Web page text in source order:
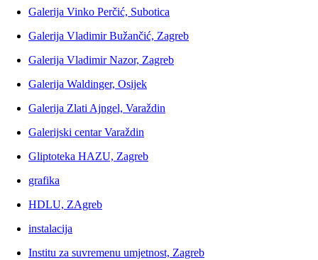
Galerija Vinko Perčić, Subotica
Galerija Vladimir Bužančić, Zagreb
Galerija Vladimir Nazor, Zagreb
Galerija Waldinger, Osijek
Galerija Zlati Ajngel, Varaždin
Galerijski centar Varaždin
Gliptoteka HAZU, Zagreb
grafika
HDLU, ZAgreb
instalacija
Institu za suvremenu umjetnost, Zagreb